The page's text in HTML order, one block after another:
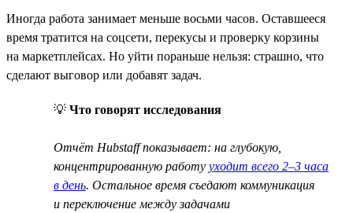
Иногда работа занимает меньше восьми часов. Оставшееся
время тратится на соцсети, перекусы и проверку корзины
на маркетплейсах. Но уйти пораньше нельзя: страшно, что
сделают выговор или добавят задач.
💡 Что говорят исследования
Отчёт Hubstaff показывает: на глубокую,
концентрированную работу уходит всего 2–3 часа
в день. Остальное время съедают коммуникация
и переключение между задачами